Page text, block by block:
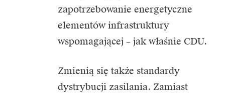
zapotrzebowanie energetyczne
elementów infrastruktury
wspomagającej – jak właśnie CDU.
Zmienią się także standardy
dystrybucji zasilania. Zamiast